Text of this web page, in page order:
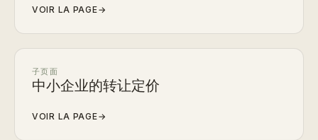
VOIR LA PAGE→
子页面
中小企业的转让定价
VOIR LA PAGE→